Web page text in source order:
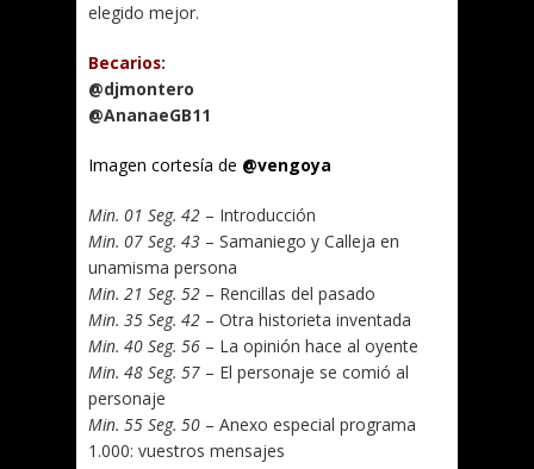
elegido mejor.
Becarios:
@djmontero
@AnanaeGB11
Imagen cortesía de @vengoya
Min. 01 Seg. 42 – Introducción
Min. 07 Seg. 43 – Samaniego y Calleja en
unamisma persona
Min. 21 Seg. 52 – Rencillas del pasado
Min. 35 Seg. 42 – Otra historieta inventada
Min. 40 Seg. 56 – La opinión hace al oyente
Min. 48 Seg. 57 – El personaje se comió al
personaje
Min. 55 Seg. 50 – Anexo especial programa
1.000: vuestros mensajes